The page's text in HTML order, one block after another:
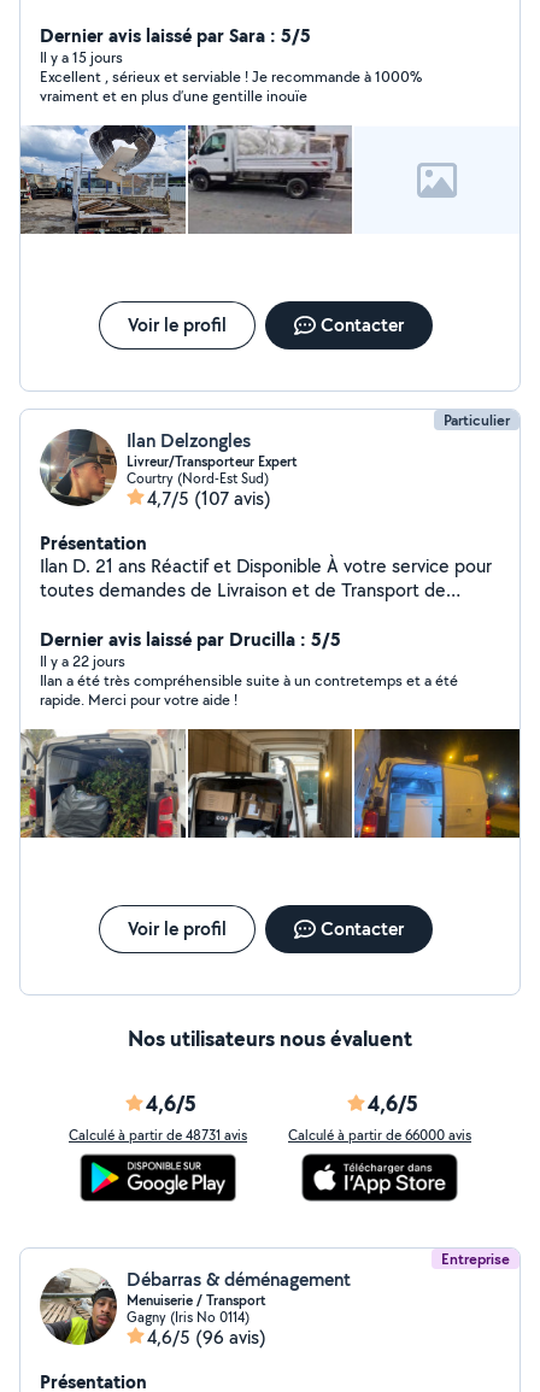
Livraison de canapé de cuisine matériaux (bois, sable,
gravier, compost, etc.) Débarras de caves, greniers,
garages, jardins Évacuation déchets verts ou gravats,
vers la déchetterie Aide aux artisans pour transport de
matériel de chantier Service rapide, soigné et
professionnel Disponible 7j/7, horaires flexibles Zone :
Ile-de-france
Dernier avis laissé par Sara : 5/5
Il y a 15 jours
Excellent , sérieux et serviable ! Je recommande à 1000%
vraiment et en plus d’une gentille inouïe
Voir le profil Contacter
Particulier
Ilan Delzongles
Livreur/Transporteur Expert
Courtry (Nord-Est Sud)
4,7/5 (107 avis)
Présentation
Ilan D. 21 ans Réactif et Disponible À votre service pour
toutes demandes de Livraison et de Transport de
Dernier avis laissé par Drucilla : 5/5
Il y a 22 jours
Ilan a été très compréhensible suite à un contretemps et a été
rapide. Merci pour votre aide !
Voir le profil Contacter
Nos utilisateurs nous évaluent
4,6/5
Calculé à partir de 48731 avis
4,6/5
Calculé à partir de 66000 avis
Entreprise
Débarras & déménagement
Menuiserie / Transport
Gagny (Iris No 0114)
4,6/5 (96 avis)
Présentation